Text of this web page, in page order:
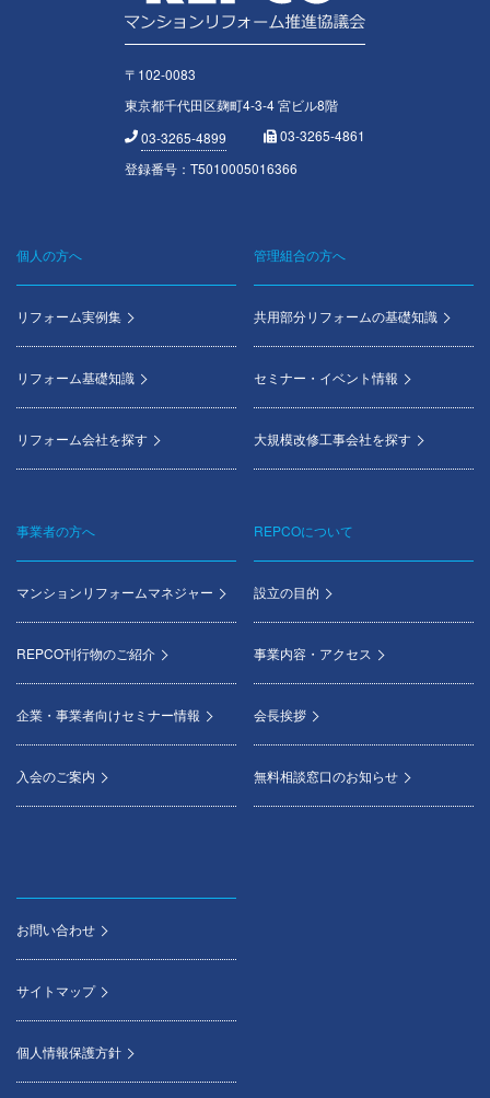
〒102-0083
東京都千代田区麹町4-3-4 宮ビル8階
03-3265-4899
03-3265-4861
登録番号：T5010005016366
Footer
menu
個人の方へ
リフォーム実例集
リフォーム基礎知識
リフォーム会社を探す
管理組合の方へ
共用部分リフォームの基礎知識
セミナー・イベント情報
大規模改修工事会社を探す
事業者の方へ
マンションリフォームマネジャー
REPCO刊行物のご紹介
企業・事業者向けセミナー情報
入会のご案内
REPCOについて
設立の目的
事業内容・アクセス
会長挨拶
無料相談窓口のお知らせ
お問い合わせ
サイトマップ
個人情報保護方針